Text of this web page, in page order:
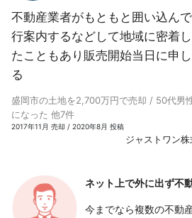
不動産業者がもともと囲い込ん
行案内するなどして地域に密着
たこともあり販売開始当日に申
る
盛岡市の土地を2,700万円で売却 / 50代男
になった 他7件
2017年11月 売却 / 2020年8月 投稿
ジャストワン
ネット上で外に出ず不
今までなら複数の不動